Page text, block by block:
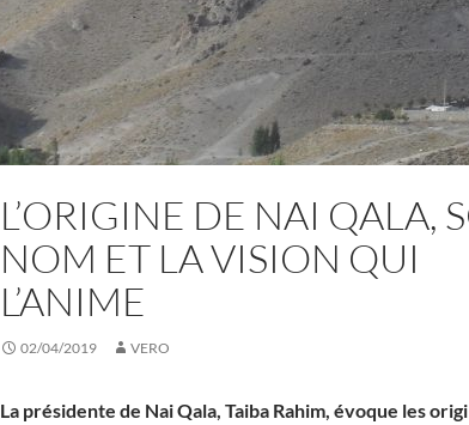
L’ORIGINE DE NAI QALA,
NOM ET LA VISION QUI
L’ANIME
02/04/2019 VERO
La présidente de Nai Qala, Taiba Rahim, évoque les